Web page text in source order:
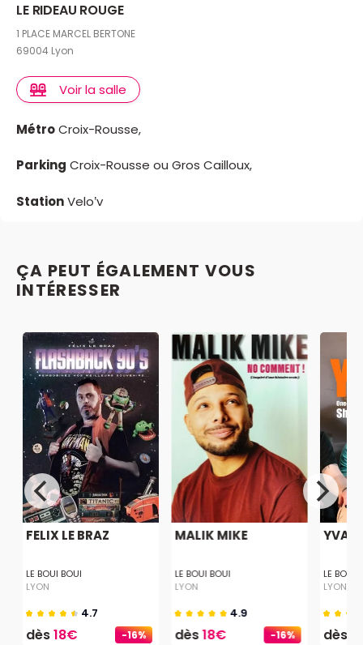
LE RIDEAU ROUGE
1 PLACE MARCEL BERTONE
69004 Lyon
Voir la salle
MétroCroix-Rousse,
Parking Croix-Rousse ou Gros Cailloux,
StationVelo’v
ÇA PEUT ÉGALEMENT VOUS
INTÉRESSER
-16%
FELIX LE BRAZ
LE BOUI BOUI
LYON
4.7
dès18€ -16%
MALIK MIKE
LE BOUI BOUI
LYON
4.9
dès18€
YVAIN
LE BOUI
LYON
dès